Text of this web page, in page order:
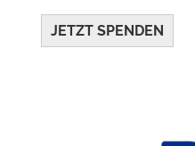
JETZT SPENDEN